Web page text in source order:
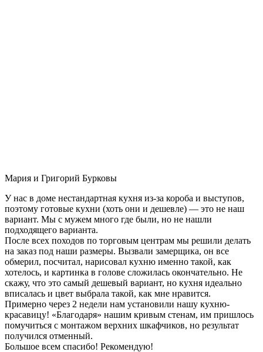
Мария и Григорий Бурковы
У нас в доме нестандартная кухня из-за короба и выступов,
поэтому готовые кухни (хоть они и дешевле) — это не наш
вариант. Мы с мужем много где были, но не нашли
подходящего варианта.
После всех походов по торговым центрам мы решили делать
на заказ под наши размеры. Вызвали замерщика, он все
обмерил, посчитал, нарисовал кухню именно такой, как
хотелось, и картинка в голове сложилась окончательно. Не
скажу, что это самый дешевый вариант, но кухня идеально
вписалась и цвет выбрала такой, как мне нравится.
Примерно через 2 недели нам установили нашу кухню-
красавицу! «Благодаря» нашим кривым стенам, им пришлось
помучиться с монтажом верхних шкафчиков, но результат
получился отменный.
Большое всем спасибо! Рекомендую!